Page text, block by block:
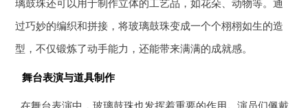
璃鼓珠还可以用于制作立体的工艺品，如花朵、动物等。通
过巧妙的编织和拼接，将玻璃鼓珠变成一个个栩栩如生的造
型，不仅锻炼了动手能力，还能带来满满的成就感。
舞台表演与道具制作